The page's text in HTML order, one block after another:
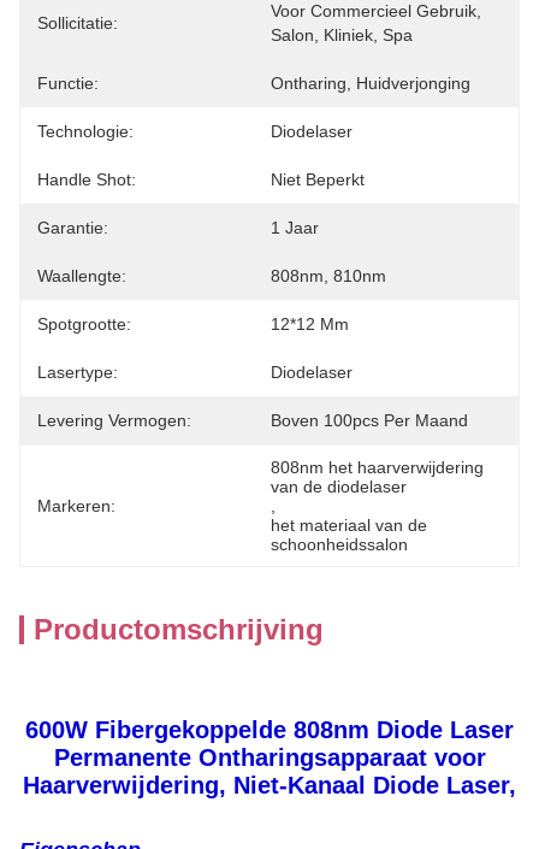
Sollicitatie:
Voor Commercieel Gebruik,
Salon, Kliniek, Spa
Functie: Ontharing, Huidverjonging
Technologie: Diodelaser
Handle Shot: Niet Beperkt
Garantie: 1 Jaar
Waallengte: 808nm, 810nm
Spotgrootte: 12*12 Mm
Lasertype: Diodelaser
Levering Vermogen: Boven 100pcs Per Maand
Markeren:
808nm het haarverwijdering
van de diodelaser
het materiaal van de
schoonheidssalon
Productomschrijving
600W Fibergekoppelde 808nm Diode Laser
Permanente Ontharingsapparaat voor
Haarverwijdering, Niet-Kanaal Diode Laser,